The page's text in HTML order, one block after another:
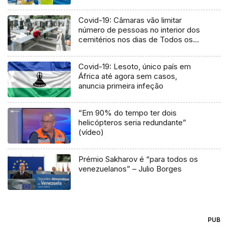
Covid-19: Câmaras vão limitar
número de pessoas no interior dos
cemitérios nos dias de Todos os
Covid-19: Lesoto, único país em
África até agora sem casos,
anuncia primeira infeção
“Em 90% do tempo ter dois
helicópteros seria redundante”
(vídeo)
Prémio Sakharov é “para todos os
venezuelanos” – Julio Borges
PUB